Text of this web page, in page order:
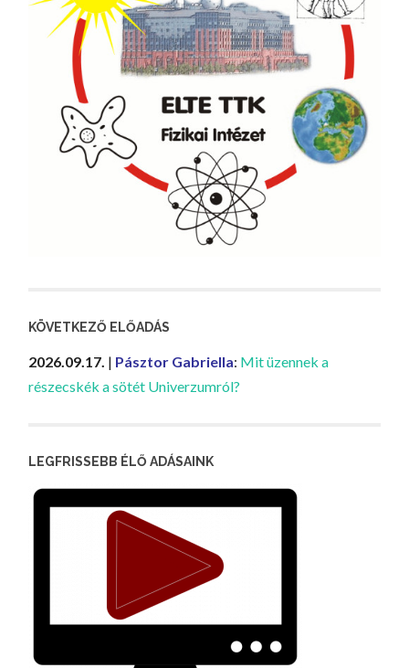
KÖVETKEZŐ ELŐADÁS
2026.09.17. | Pásztor Gabriella: Mit üzennek a
részecskék a sötét Univerzumról?
LEGFRISSEBB ÉLŐ ADÁSAINK